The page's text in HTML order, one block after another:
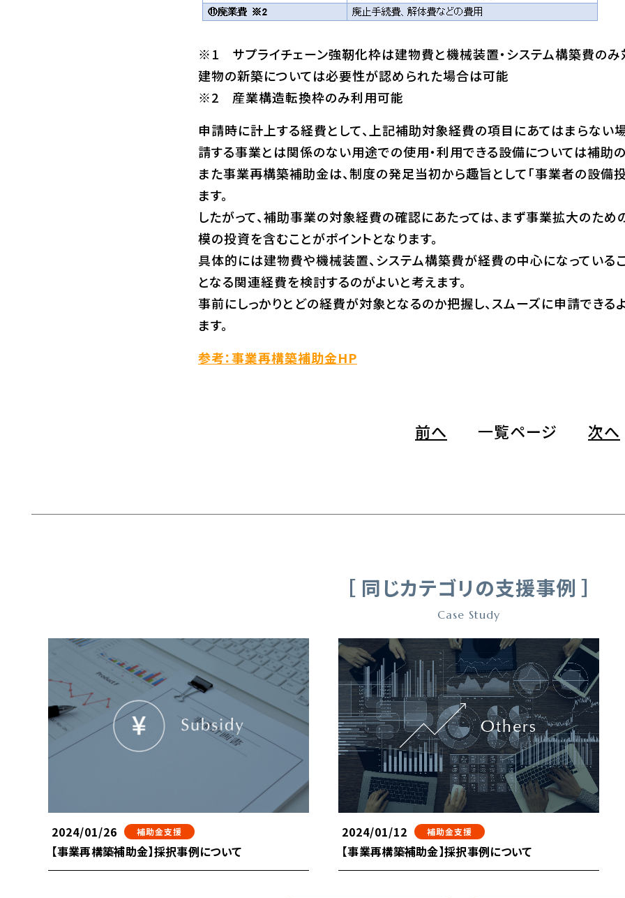
※1 サプライチェーン強靭化枠は建物費と機械装置・システム構築費のみ
建物の新築については必要性が認められた場合は可能
※2 産業構造転換枠のみ利用可能
申請時に計上する経費として、上記補助対象経費の項目にあてはまらない
請する事業とは関係のない用途での使用・利用できる設備については補助
また事業再構築補助金は、制度の発足当初から趣旨として「事業者の設備
ます。
したがって、補助事業の対象経費の確認にあたっては、まず事業拡大のた
模の投資を含むことがポイントとなります。
具体的には建物費や機械装置、システム構築費が経費の中心になっている
となる関連経費を検討するのがよいと考えます。
事前にしっかりとどの経費が対象となるのか把握し、スムーズに申請できる
ます。
参考：事業再構築補助金HP
前へ 一覧ページ 次へ
［ 同じカテゴリの支援事例 ］
Case Study
2024/01/26 補助金支援
【事業再構築補助金】採択事例について
2024/01/12 補助金支援
【事業再構築補助金】採択事例について